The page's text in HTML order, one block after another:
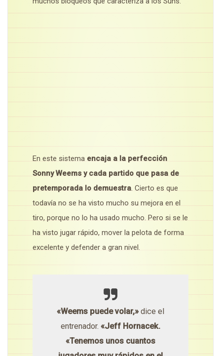
En este sistema encaja a la perfección
Sonny Weems y cada partido que pasa de
pretemporada lo demuestra. Cierto es que
todavía no se ha visto mucho su mejora en el
tiro, porque no lo ha usado mucho. Pero si se le
ha visto jugar rápido, mover la pelota de forma
excelente y defender a gran nivel.
«Weems puede volar,»dice el
entrenador. «Jeff Hornacek.
«Tenemos unos cuantos